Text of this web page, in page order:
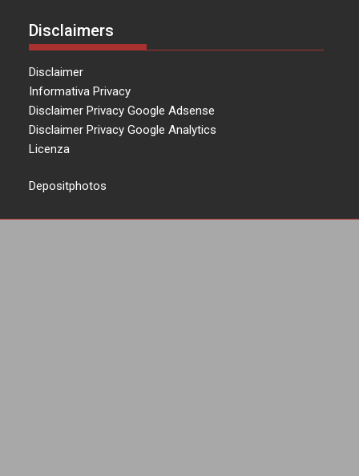
Disclaimers
Disclaimer
Informativa Privacy
Disclaimer Privacy Google Adsense
Disclaimer Privacy Google Analytics
Licenza
Depositphotos